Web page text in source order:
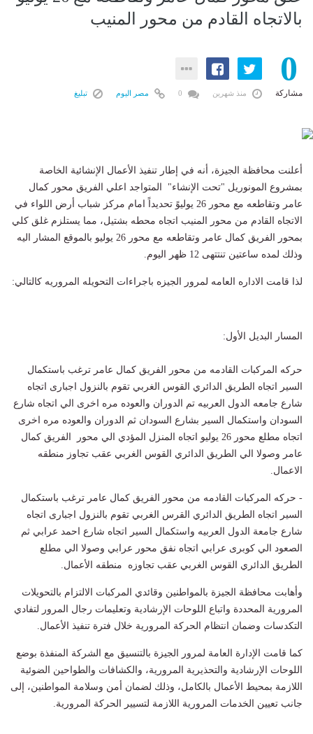
بالاتجاه القادم من محور المنيب
0
مشاركة منذ شهرين مصر اليوم تبليغ
أعلنت محافظة الجيزة، أنه في إطار تنفيذ الأعمال الإنشائية الخاصة
بمشروع المونوريل "تحت الإنشاء" المتواجد اعلي الفريق محور كمال
عامر وتقاطعه مع محور 26 يوليوً تحديداً امام مركز شباب أرض اللواء في
الاتجاه القادم من محور المنيب اتجاه محطه بشتيل، مما يستلزم غلق كلي
بمحور الفريق كمال عامر وتقاطعه مع محور 26 يوليو بالموقع المشار اليه
وذلك لمده ساعتين تنتتهى 12 ظهر اليوم.
لذا قامت الاداره العامه لمرور الجيزه باجراءات التحويله المروريه كالتالي:
المسار البديل الأول:
حركه المركبات القادمه من محور الفريق كمال عامر ترغب باستكمال
السير اتجاه الطريق الدائري القوس الغربي تقوم بالنزول اجبارى اتجاه
شارع جامعه الدول العربيه تم الدوران والعوده مره اخرى الي اتجاه شارع
السودان واستكمال السير بشارع السودان ثم الدوران والعوده مره اخرى
اتجاه مطلع محور 26 يوليو اتجاه المنزل المؤدي الي محور الفريق كمال
عامر وصولا الي الطريق الدائري القوس الغربي عقب تجاوز منطقه
الاعمال.
- حركه المركبات القادمه من محور الفريق كمال عامر ترغب باستكمال
السير اتجاه الطريق الدائري القرس الغربي تقوم بالنزول اجبارى اتجاه
شارع جامعة الدول العربيه واستكمال السير اتجاه شارع احمد عرابي ثم
الصعود الي كوبرى عرابي اتجاه نفق محور عرابي وصولا الي مطلع
الطريق الدائري القوس الغربي عقب تجاوزه منطقه الأعمال.
وأهابت محافظة الجيزة بالمواطنين وقائدي المركبات الالتزام بالتحويلات
المرورية المحددة واتباع اللوحات الإرشادية وتعليمات رجال المرور لتفادي
التكدسات وضمان انتظام الحركة المرورية خلال فترة تنفيذ الأعمال.
كما قامت الإدارة العامة لمرور الجيزة بالتنسيق مع الشركة المنفذة بوضع
اللوحات الإرشادية والتحذيرية المرورية، والكشافات والطواحين الضوئية
اللازمة بمحيط الأعمال بالكامل، وذلك لضمان أمن وسلامة المواطنين، إلى
جانب تعيين الخدمات المرورية اللازمة لتسيير الحركة المرورية.